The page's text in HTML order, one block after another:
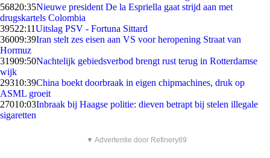
56820:35Nieuwe president De la Espriella gaat strijd aan met
drugskartels Colombia
39522:11Uitslag PSV - Fortuna Sittard
36009:39Iran stelt zes eisen aan VS voor heropening Straat van
Hormuz
31909:50Nachtelijk gebiedsverbod brengt rust terug in Rotterdamse
wijk
29310:39China boekt doorbraak in eigen chipmachines, druk op
ASML groeit
27010:03Inbraak bij Haagse politie: dieven betrapt bij stelen illegale
sigaretten
▼ Advertentie door Refinery89